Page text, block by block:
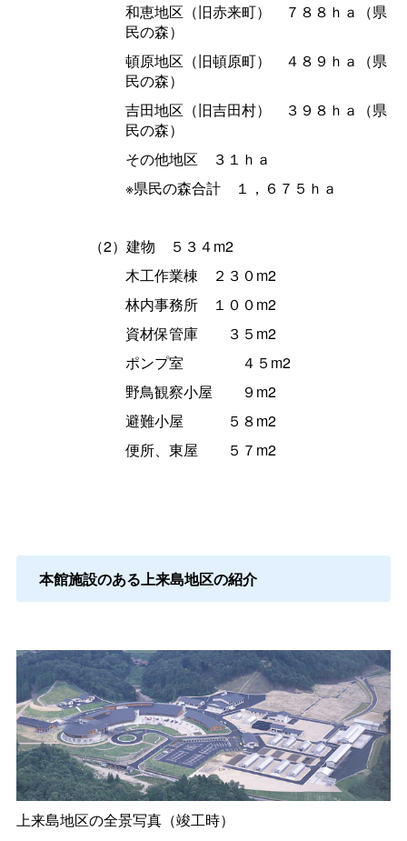
和恵地区（旧赤来町）
７８８ｈａ（県
民の森）
頓原地区（旧頓原町）
４８９ｈａ（県
民の森）
吉田地区（旧吉田村）
３９８ｈａ（県
民の森）
その他地区
３１ｈａ
※県民の森合計 １，６７５ｈａ
（2）建物
５３４m2
木工作業棟
２３０m2
林内事務所
１００m2
資材保管庫
３５m2
ポンプ室
４５m2
野鳥観察小屋
９m2
避難小屋
５８m2
便所、東屋 ５７m2
本館施設のある上来島地区の紹介
上来島地区の全景写真（竣工時）